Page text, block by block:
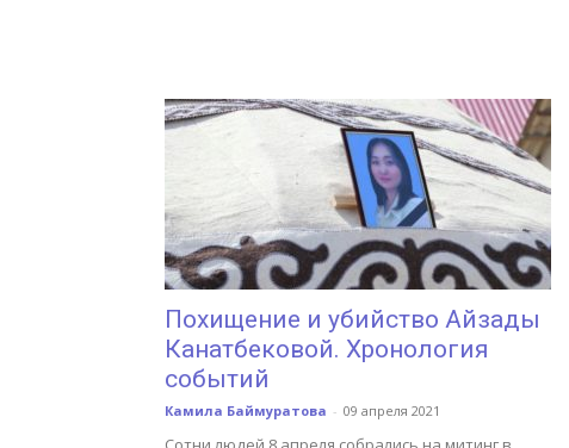
Похищение и убийство Айзады
Канатбековой. Хронология
событий
Камила Баймуратова - 09 апреля 2021